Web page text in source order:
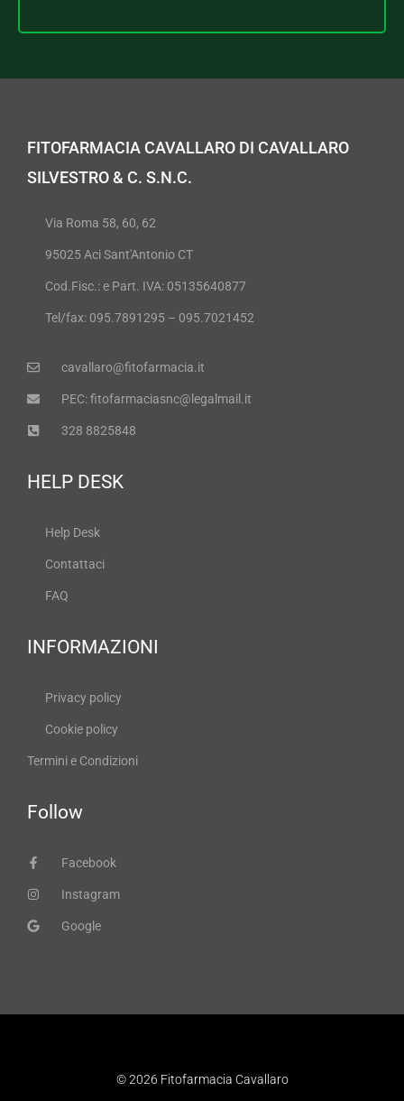
FITOFARMACIA CAVALLARO DI CAVALLARO
SILVESTRO & C. S.N.C.
Via Roma 58, 60, 62
95025 Aci Sant'Antonio CT
Cod.Fisc.: e Part. IVA: 05135640877
Tel/fax: 095.7891295 – 095.7021452
cavallaro@fitofarmacia.it
PEC: fitofarmaciasnc@legalmail.it
328 8825848
HELP DESK
Help Desk
Contattaci
FAQ
INFORMAZIONI
Privacy policy
Cookie policy
Termini e Condizioni
Follow
Facebook
Instagram
Google
© 2026 Fitofarmacia Cavallaro